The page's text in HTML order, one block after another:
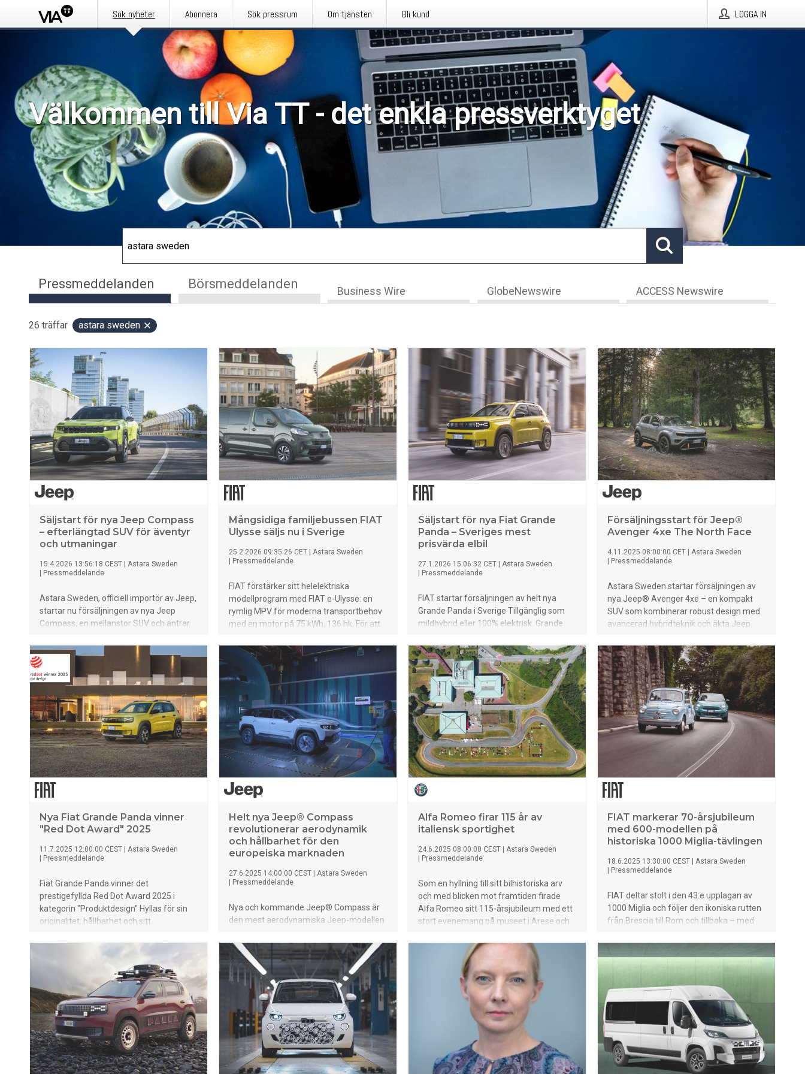
Sök nyheter Abonnera Sök pressrum Om tjänsten Bli kund LOGGA IN
Välkommen till Via TT - det enkla pressverktyget
Pressmeddelanden Börsmeddelanden Business Wire GlobeNewswire ACCESS Newswire
26 träffar astara sweden
Säljstart för nya Jeep Compass
– efterlängtad SUV för äventyr
och utmaningar
15.4.2026 13:56:18 CEST
Astara Sweden
Pressmeddelande
Astara Sweden, officiell importör av Jeep,
startar nu försäljningen av nya Jeep
Compass, en mellanstor SUV och äntrar
Allra först öppnar orderböckerna för
Compass Electric Standard Range och
Compass E-Hybrid. Compass Electric
Standard Range med en räckvidd på upp
till 500 km enligt WLTP introduceras med
ett lanseringspris från 509 900 kronor.
Compass E-Hybrid introduceras med ett
lanseringspris från 399 900 kronor. Lågt
förmånsvärde för tjänstebilister på 2 374
kr/mån räknat på 50% marginal för
Compass Electric.
Mångsidiga familjebussen FIAT
Ulysse säljs nu i Sverige
25.2.2026 09:35:26 CET
Astara Sweden
Pressmeddelande
FIAT förstärker sitt helelektriska
modellprogram med FIAT e-Ulysse: en
rymlig MPV för moderna transportbehov
med en motor på 75 kWh, 136 hk. För att
förhållanden kommer Ulysse även med
en 2,2L dieselmotor på 180 hk. Ny
portabel luftreningsenhet bidrar till bättre
luftkvalitet och ökad hygien i kupén
Flexibelt innerutrymme med upp till 16
olika säteskonfigurationer – anpassad för
både professionella transporter och
familjeliv
Säljstart för nya Fiat Grande
Panda – Sveriges mest
prisvärda elbil
27.1.2026 15:06:32 CET
Astara Sweden
Pressmeddelande
FIAT startar försäljningen av helt nya
Grande Panda i Sverige Tillgänglig som
mildhybrid eller 100% elektrisk. Grande
prisvärda elbil" med kampanj fr. 254.900
kr Med ikonisk design och smart teknik
erbjuder modellen elektrifierad mobilitet
för alla
Försäljningsstart för Jeep®
Avenger 4xe The North Face
4.11.2025 08:00:00 CET
Astara Sweden
Pressmeddelande
Astara Sweden startar försäljningen av
nya Jeep® Avenger 4xe – en kompakt
SUV som kombinerar robust design med
avancerad hybridteknik och äkta Jeep
mildhybridsystem med automatisk
fyrhjulsdrift ger optimal effektivitet och
klassledande framkomlighet i alla väder
och underlag. Två utföranden: Avenger
4xe Upland och den exklusiva
specialutgåvan The North Face Edition,
framtagen i samarbete med
friluftsvarumärket The North Face. Pris
från 409 900 kr, beställningsbar nu hos
svenska Jeep-återförsäljare – leveranser
startar mot slutet av 2025.
Nya Fiat Grande Panda vinner
"Red Dot Award" 2025
11.7.2025 12:00:00 CEST
Astara Sweden
Pressmeddelande
Fiat Grande Panda vinner det
prestigefyllda Red Dot Award 2025 i
kategorin "Produktdesign" Hyllas för sin
originalitet, hållbarhet och sitt
Panda sticker ut med funktioner som
Pixel LED-belysning, återvunnen interiör
och den exklusiva BAMBOX Bamboo Fiber
Tex®-instrumentpanelen. Grande Panda
lanseras i Sverige under september 2025.
Helt nya Jeep® Compass
revolutionerar aerodynamik
och hållbarhet för den
europeiska marknaden
27.6.2025 14:00:00 CEST
Astara Sweden
Pressmeddelande
Nya och kommande Jeep® Compass är
den mest aerodynamiska Jeep-modellen
elektrifiering erbjuds modellen som
hybrid, plug-in hybrid och 100% elektrisk,
med upp till 650 km räckvidd. Innovativa
funktioner förbättrar prestanda,
hållbarhet och bränsleeffektivitet,
samtidigt som Jeeps traditionella stil
bevaras.
Alfa Romeo firar 115 år av
italiensk sportighet
24.6.2025 08:00:00 CEST
Astara Sweden
Pressmeddelande
Som en hyllning till sitt bilhistoriska arv
och med blicken mot framtiden firade
Alfa Romeo sitt 115-årsjubileum med ett
stort evenemang på museet i Arese och
årets mest ikoniska ögonblick. Med
känsla, innovation och italiensk stolthet
firas den unika projekten och nya
strategiska partnerskap – från
lanseringen av den exklusiva boken ”Alfa
Romeo 33 Stradale” till prestigefyllda
samarbeten med Luna Rossa-teamet och
tennisspelaren Jasmine Paolini, samt de
kommersiella framgångarna där
modellen Junior nått över 42 000
FIAT markerar 70-årsjubileum
med 600-modellen på
historiska 1000 Miglia-tävlingen
18.6.2025 13:30:00 CEST
Astara Sweden
Pressmeddelande
FIAT deltar stolt i den 43:e upplagan av
1000 Miglia och följer den ikoniska rutten
från Brescia till Rom och tillbaka – med
70 år sedan sin debut år 1955. Till stöd för
den historiska 600:an under hela resan
en modern symbol för FIATs pågående
utveckling. Tillsammans hyllar de
varumärkets rika arv och framtidsfokus –
där tradition möter innovation längs
vägarna i detta tidlösa italienska lopp. I
Sverige representeras FIAT av importören
Astara Ital Sweden, en del av den globala
Astara-gruppen.